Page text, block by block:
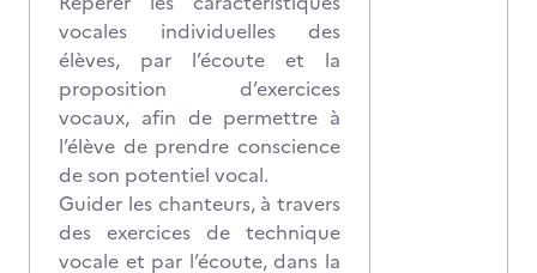
vocales individuelles des
élèves, par l’écoute et la
proposition d’exercices
vocaux, afin de permettre à
l’élève de prendre conscience
de son potentiel vocal.
Guider les chanteurs, à travers
des exercices de technique
vocale et par l’écoute, dans la